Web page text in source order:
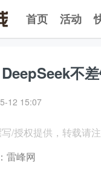
首页 活动
不
12 15:07
/授权提供，转载请注
雷峰网